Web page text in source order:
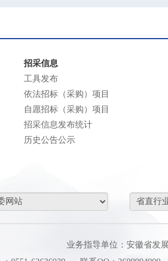
招采信息
工具发布
依法招标（采购）项目
自愿招标（采购）项目
招采信息发布统计
历史公告公示
业务指导单位：安徽省发